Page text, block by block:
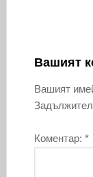
Вашият
Вашият
Коментар: *